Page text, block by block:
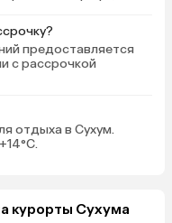
предоставляется
с рассрочкой
отдыха в Сухум.
курорты Сухума